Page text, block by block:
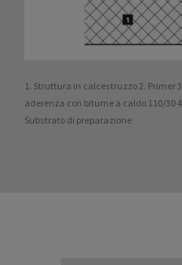
1. Struttura in calcestruzzo 2. Primer
aderenza con bitume a caldo 110/30
Substrato di preparazione